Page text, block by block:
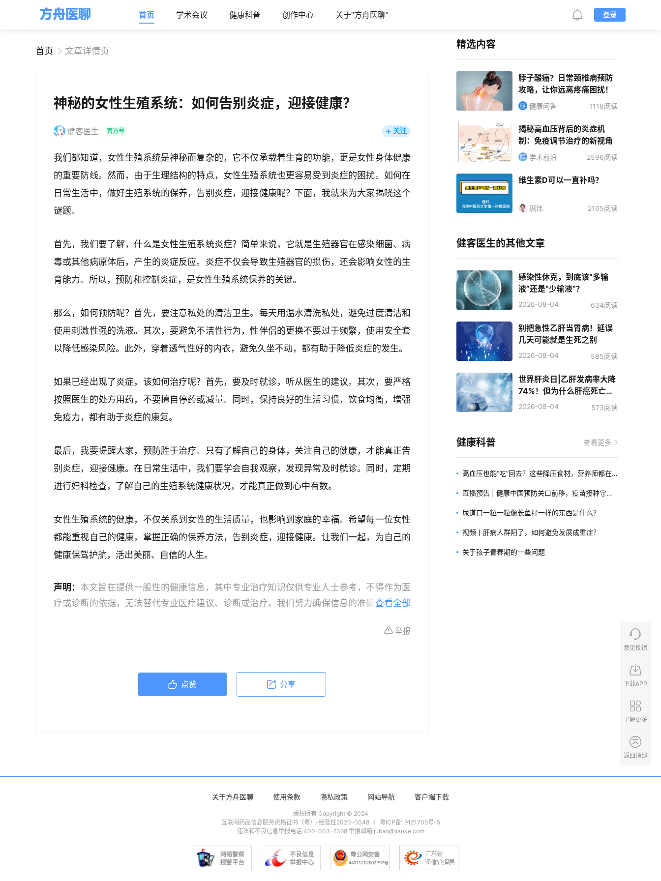
首页 学术会议 健康科普 创作中心 关于“方舟医聊” 登录
首页 文章详情页
神秘的女性生殖系统：如何告别炎症，迎接健康？
健客医生 官方号 关注
我们都知道，女性生殖系统是神秘而复杂的，它不仅承载着生育的功能，更是女性身体健康
的重要防线。然而，由于生理结构的特点，女性生殖系统也更容易受到炎症的困扰。如何在
日常生活中，做好生殖系统的保养，告别炎症，迎接健康呢？下面，我就来为大家揭晓这个
谜题。
首先，我们要了解，什么是女性生殖系统炎症？简单来说，它就是生殖器官在感染细菌、病
毒或其他病原体后，产生的炎症反应。炎症不仅会导致生殖器官的损伤，还会影响女性的生
育能力。所以，预防和控制炎症，是女性生殖系统保养的关键。
那么，如何预防呢？首先，要注意私处的清洁卫生。每天用温水清洗私处，避免过度清洁和
使用刺激性强的洗液。其次，要避免不洁性行为，性伴侣的更换不要过于频繁，使用安全套
以降低感染风险。此外，穿着透气性好的内衣，避免久坐不动，都有助于降低炎症的发生。
如果已经出现了炎症，该如何治疗呢？首先，要及时就诊，听从医生的建议。其次，要严格
按照医生的处方用药，不要擅自停药或减量。同时，保持良好的生活习惯，饮食均衡，增强
免疫力，都有助于炎症的康复。
最后，我要提醒大家，预防胜于治疗。只有了解自己的身体，关注自己的健康，才能真正告
别炎症，迎接健康。在日常生活中，我们要学会自我观察，发现异常及时就诊。同时，定期
进行妇科检查，了解自己的生殖系统健康状况，才能真正做到心中有数。
女性生殖系统的健康，不仅关系到女性的生活质量，也影响到家庭的幸福。希望每一位女性
都能重视自己的健康，掌握正确的保养方法，告别炎症，迎接健康。让我们一起，为自己的
健康保驾护航，活出美丽、自信的人生。
声明： 本文旨在提供一般性的健康信息，其中专业治疗知识仅供专业人士参考，不得作为医
疗或诊断的依据，无法替代专业医疗建议、诊断或治疗。我们努力确保信息的准确性，但本
策时，应咨询合格的医疗专业人员。对于依据本文内容采取的任何行动，本文作者、出版方
查看全部
举报
点赞 分享
精选内容
脖子酸痛？日常颈椎病预防
攻略，让你远离疼痛困扰！
健康问答 1118阅读
揭秘高血压背后的炎症机
制：免疫调节治疗的新视角
学术前沿 2596阅读
维生素D可以一直补吗？
琚玮 2165阅读
健客医生的其他文章
感染性休克，到底该“多输
液”还是“少输液”？
2026-08-04 634阅读
别把急性乙肝当胃病！延误
几天可能就是生死之别
2026-08-04 585阅读
世界肝炎日|乙肝发病率大降
74%！但为什么肝癌死亡人
数反而增加了？
2026-08-04 573阅读
健康科普 查看更多
高血压也能“吃”回去？这些降压食材，营养师都在
推荐！
直播预告 | 健康中国预防关口前移，疫苗接种守护
妇儿健康
尿道口一粒一粒像长鱼籽一样的东西是什么？
视频丨肝病人群阳了，如何避免发展成重症？
关于孩子青春期的一些问题
关于方舟医聊 使用条款 隐私政策 网站导航 客户端下载
版权所有 Copyright © 2024
互联网药品信息服务资格证书（粤）-经营性2020-0048
粤ICP备19121705号-5
违法和不良信息举报电话 400-003-7368 举报邮箱 jubao@jianke.com
意见反馈
下载APP
了解更多
返回顶部